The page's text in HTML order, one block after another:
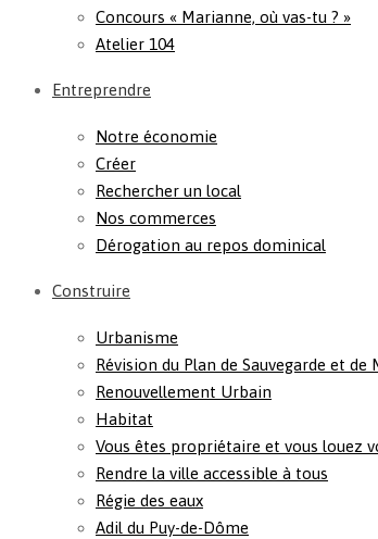
Concours « Marianne, où vas-tu ? »
Atelier 104
Entreprendre
Notre économie
Créer
Rechercher un local
Nos commerces
Dérogation au repos dominical
Construire
Urbanisme
Révision du Plan de Sauvegarde et de
Renouvellement Urbain
Habitat
Vous êtes propriétaire et vous louez
Rendre la ville accessible à tous
Régie des eaux
Adil du Puy-de-Dôme